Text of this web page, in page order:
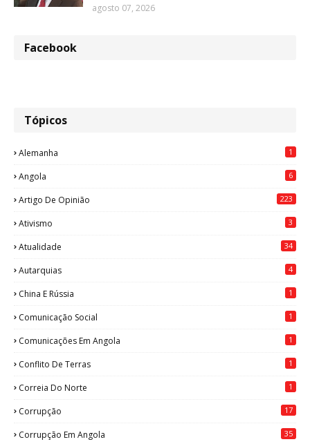
agosto 07, 2026
Facebook
Tópicos
Alemanha 1
Angola 6
Artigo De Opinião 223
Ativismo 3
Atualidade 34
Autarquias 4
China E Rússia 1
Comunicação Social 1
Comunicações Em Angola 1
Conflito De Terras 1
Correia Do Norte 1
Corrupção 17
Corrupção Em Angola 35